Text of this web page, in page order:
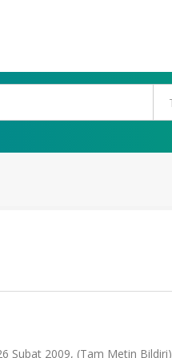
Şubat 2009, (Tam Metin Bildiri)